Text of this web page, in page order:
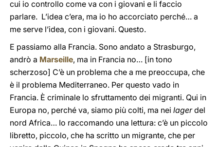
cui io controllo come va con i giovani e li faccio
parlare. L’idea c’era, ma io ho accorciato perché… a
me serve l’idea, con i giovani. Questo.
E passiamo alla Francia. Sono andato a Strasburgo,
andrò a Marseille, ma in Francia no… [in tono
scherzoso] C’è un problema che a me preoccupa, che
è il problema Mediterraneo. Per questo vado in
Francia. È criminale lo sfruttamento dei migranti. Qui in
Europa no, perché va, siamo più colti, ma nei lagerdel
nord Africa… Io raccomando una lettura: c’è un piccolo
libretto, piccolo, che ha scritto un migrante, che per